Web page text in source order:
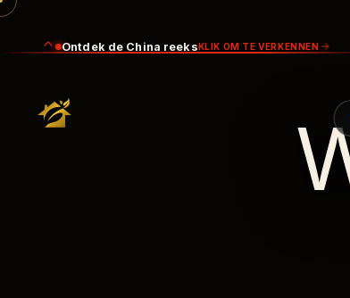
Ontdek de China reeksKLIK OM TE VERKENNEN